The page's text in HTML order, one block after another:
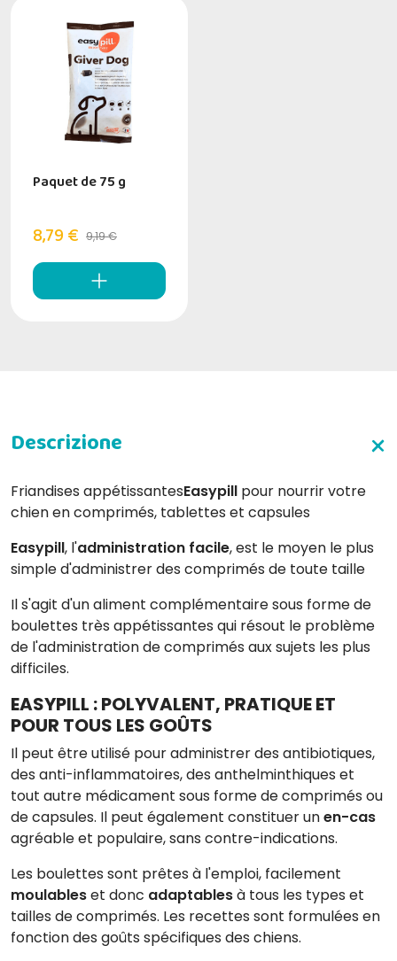
Paquet de 75 g
8,79 € 9,19 €
Friandises appétissantesEasypill pour nourrir votre
chien en comprimés, tablettes et capsules
Easypill, l'administration facile, est le moyen le plus
simple d'administrer des comprimés de toute taille
Il s'agit d'un aliment complémentaire sous forme de
boulettes très appétissantes qui résout le problème
de l'administration de comprimés aux sujets les plus
difficiles.
EASYPILL : POLYVALENT, PRATIQUE ET
POUR TOUS LES GOÛTS
Il peut être utilisé pour administrer des antibiotiques,
des anti-inflammatoires, des anthelminthiques et
tout autre médicament sous forme de comprimés ou
de capsules. Il peut également constituer unen-cas
agréable et populaire, sans contre-indications.
Les boulettes sont prêtes à l'emploi, facilement
moulableset donc adaptablesà tous les types et
tailles de comprimés. Les recettes sont formulées en
fonction des goûts spécifiques des chiens.